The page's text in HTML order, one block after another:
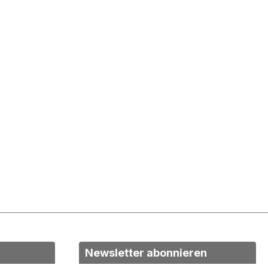
Newsletter abonnieren